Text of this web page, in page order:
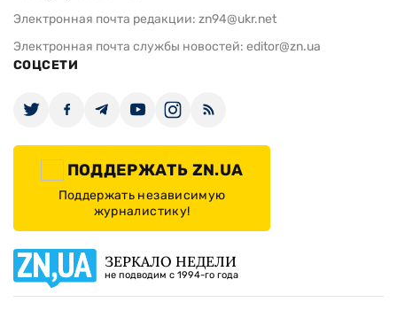
Электронная почта редакции: zn94@ukr.net
Электронная почта службы новостей: editor@zn.ua
СОЦСЕТИ
ПОДДЕРЖАТЬ ZN.UA
Поддержать независимую
журналистику!
ЗЕРКАЛО НЕДЕЛИ
не подводим с 1994-го года